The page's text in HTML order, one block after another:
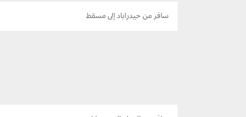
سافر من حيدراباد إلى مسقط